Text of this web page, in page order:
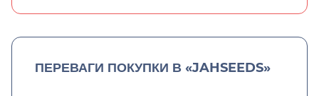
ПЕРЕВАГИ ПОКУПКИ В «JAHSEEDS»